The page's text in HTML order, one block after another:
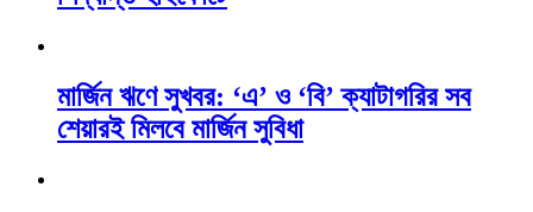
মার্জিন ঋণে সুখবর: ‘এ’ ও ‘বি’ ক্যাটাগরির সব
শেয়ারই মিলবে মার্জিন সুবিধা